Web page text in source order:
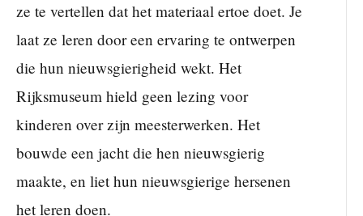
ze te vertellen dat het materiaal ertoe doet. Je
laat ze leren door een ervaring te ontwerpen
die hun nieuwsgierigheid wekt. Het
Rijksmuseum hield geen lezing voor
kinderen over zijn meesterwerken. Het
bouwde een jacht die hen nieuwsgierig
maakte, en liet hun nieuwsgierige hersenen
het leren doen.